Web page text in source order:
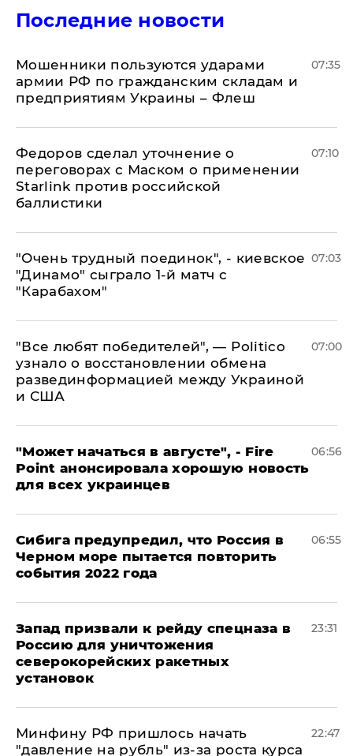
Последние новости
Мошенники пользуются ударами
армии РФ по гражданским складам и
предприятиям Украины – Флеш
07:35
Федоров сделал уточнение о
переговорах с Маском о применении
Starlink против российской
баллистики
07:10
"Очень трудный поединок", - киевское
"Динамо" сыграло 1-й матч с
"Карабахом"
07:03
​"Все любят победителей", — Politico
узнало о восстановлении обмена
развединформацией между Украиной
и США
07:00
"Может начаться в августе", - Fire
Point анонсировала хорошую новость
для всех украинцев
06:56
Сибига предупредил, что Россия в
Черном море пытается повторить
события 2022 года
06:55
Запад призвали к рейду спецназа в
Россию для уничтожения
северокорейских ракетных
установок
23:31
Минфину РФ пришлось начать
"давление на рубль" из-за роста курса
22:47